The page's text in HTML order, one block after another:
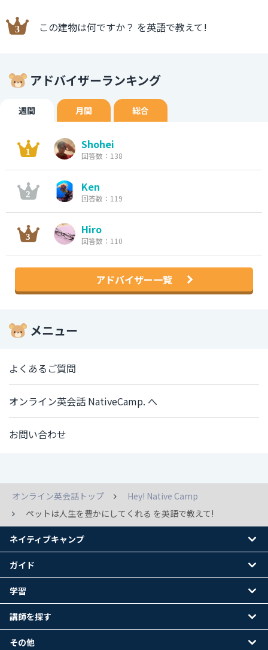
この建物は何ですか？ を英語で教えて!
アドバイザーランキング
週間 月間 総合
Shohei
回答数：138
Ken
回答数：119
Hiro
回答数：110
アドバイザー一覧
メニュー
よくあるご質問
オンライン英会話 NativeCamp. へ
お問い合わせ
オンライン英会話トップ
Hey! Native Camp
ペットは人生を豊かにしてくれる を英語で教えて!
ネイティブキャンプ
ガイド
学習
講師を探す
その他